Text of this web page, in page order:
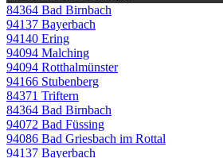
84364 Bad Birnbach
94137 Bayerbach
94140 Ering
94094 Malching
94094 Rotthalmünster
94166 Stubenberg
84371 Triftern
84364 Bad Birnbach
94072 Bad Füssing
94086 Bad Griesbach im Rottal
94137 Bayerbach